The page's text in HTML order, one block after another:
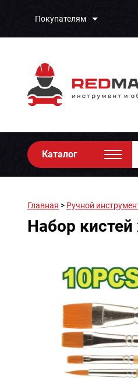
Покупателям
Каталог
Главная > Ручной
Набор